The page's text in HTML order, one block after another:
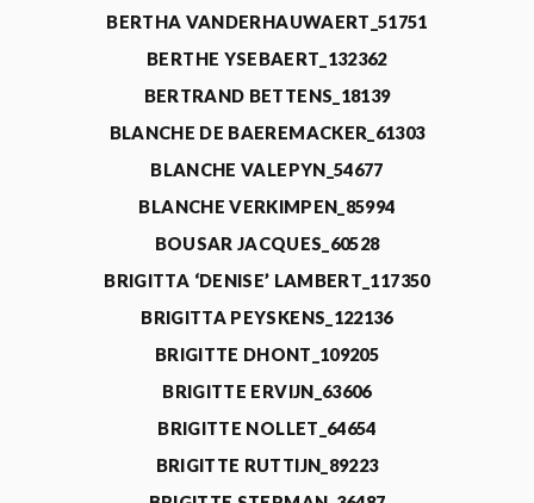
BERTHA VANDERHAUWAERT_51751
BERTHE YSEBAERT_132362
BERTRAND BETTENS_18139
BLANCHE DE BAEREMACKER_61303
BLANCHE VALEPYN_54677
BLANCHE VERKIMPEN_85994
BOUSAR JACQUES_60528
BRIGITTA ‘DENISE’ LAMBERT_117350
BRIGITTA PEYSKENS_122136
BRIGITTE DHONT_109205
BRIGITTE ERVIJN_63606
BRIGITTE NOLLET_64654
BRIGITTE RUTTIJN_89223